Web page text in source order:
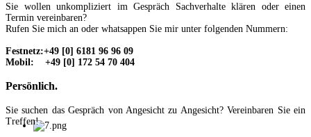
Sie wollen unkompliziert im Gespräch Sachverhalte klären oder einen
Termin vereinbaren?
Rufen Sie mich an oder whatsappen Sie mir unter folgenden Nummern:
Festnetz:+49 [0] 6181 96 96 09
Mobil: +49 [0] 172 54 70 404
Persönlich.
Sie suchen das Gespräch von Angesicht zu Angesicht? Vereinbaren Sie ein
Treffen!